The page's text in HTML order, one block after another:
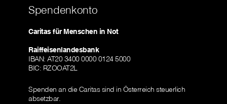
Spendenkonto
Caritas für Menschen in Not
Raiffeisenlandesbank
IBAN: AT20 3400 0000 0124 5000
BIC: RZOOAT2L
Spenden an die Caritas sind in Österreich steuerlich
absetzbar.